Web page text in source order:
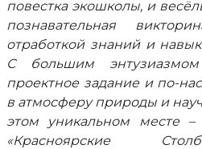
повестка экошколы, и
познавательная
отработкой знаний и
С большим
проектное задание и по-
в атмосферу природы и
этом уникальном месте
«Красноярские